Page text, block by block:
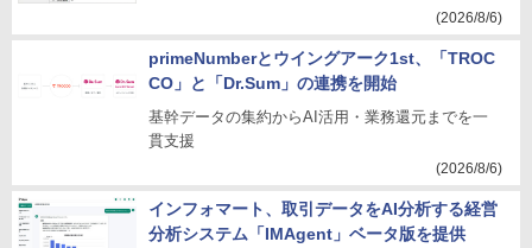
(2026/8/6)
primeNumberとウイングアーク1st、「TROC
CO」と「Dr.Sum」の連携を開始
基幹データの集約からAI活用・業務還元までを一
貫支援
(2026/8/6)
インフォマート、取引データをAI分析する経営
分析システム「IMAgent」ベータ版を提供